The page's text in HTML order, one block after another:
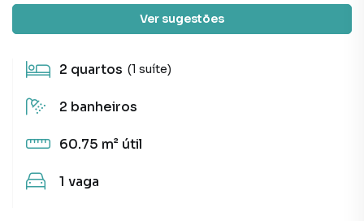
Ver sugestões
Detalhes do imóvel
2 quartos (1 suíte)
2 banheiros
60.75 m² útil
1 vaga